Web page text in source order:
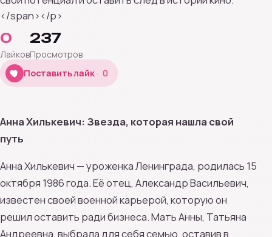
</span></p>
0
Лайков
237
Просмотров
Поставить лайк
0
0
Анна Хилькевич: Звезда, которая нашла свой
путь
Анна Хилькевич — уроженка Ленинграда, родилась 15
октября 1986 года. Её отец, Александр Васильевич,
известен своей военной карьерой, которую он
решил оставить ради бизнеса. Мать Анны, Татьяна
Андреевна, выбрала для себя семью, оставив в